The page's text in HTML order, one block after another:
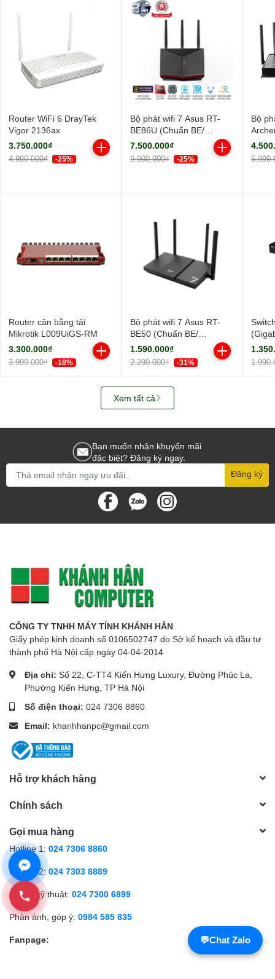
Router WiFi 6 DrayTek
Vigor 2136ax
3.750.000₫
4.990.000₫ -25%
Bộ phát wifi 7 Asus RT-
BE86U (Chuẩn BE/
BE6800Mbps/ 3 Ăng-ten
ngoài, 1 ăng-ten ngầm/
AIMesh)
7.500.000₫
9.900.000₫ -25%
Bộ
Router cân bằng tải
Mikrotik L009UiGS-RM
3.300.000₫
3.999.000₫ -18%
Bộ phát wifi 7 Asus RT-
BE50 (Chuẩn BE/
BE3600Mbps/ 4 Ăng-ten
ngoài/ Wifi Mesh/ 45User)
1.590.000₫
2.290.000₫ -31%
Xem tất cả
Bạn muốn nhận khuyến mãi
đặc biệt? Đăng ký ngay.
Đăng ký
CÔNG TY TNHH MÁY TÍNH KHÁNH HÂN
Giấy phép kinh doanh số 0106502747 do Sở kế hoạch và đầu tư
thành phố Hà Nội cấp ngày 04-04-2014
Địa chỉ: Số 22, C-TT4 Kiến Hưng Luxury, Đường Phúc La,
Phường Kiến Hưng, TP Hà Nội
Số điện thoại: 024 7306 8860
Email: khanhhanpc@gmail.com
Hỗ trợ khách hàng
Chính sách
Gọi mua hàng
Hotline 1: 024 7306 8860
Hotline 2: 024 7303 8889
Hỗ trợ kỹ thuật: 024 7300 6899
Phản ánh, góp ý: 0984 585 835
Fanpage: 💬Chat Zalo